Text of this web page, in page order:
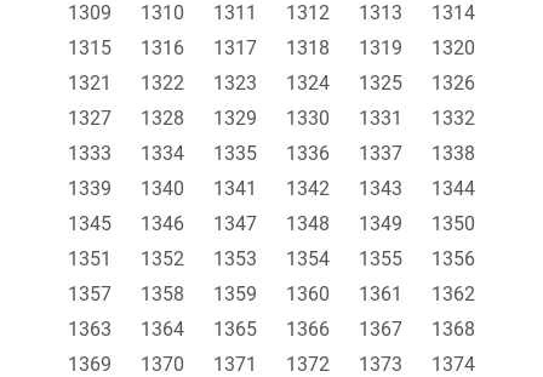
1309
1310 1311 1312 1313
1314
1315
1316 1317 1318 1319
1320
1321
1322 1323 1324 1325
1326
1327
1328 1329 1330 1331
1332
1333
1334 1335 1336 1337
1338
1339
1340 1341 1342 1343
1344
1345
1346 1347 1348 1349
1350
1351
1352 1353 1354 1355
1356
1357
1358 1359 1360 1361
1362
1363
1364 1365 1366 1367
1368
1369
1370 1371 1372 1373
1374